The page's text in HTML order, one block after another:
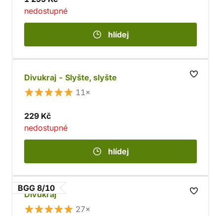
nedostupné
hlídej
Divukraj - Slyšte, slyšte
11×
229 Kč
nedostupné
hlídej
BGG 8/10
Divukraj
27×